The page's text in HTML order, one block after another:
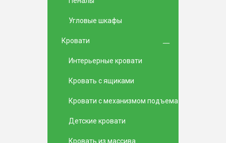
Угловые шкафы
Кровати
Интерьерные кровати
Кровать с ящиками
Кровати с механизмом подъема
Детские кровати
Кровать из массива